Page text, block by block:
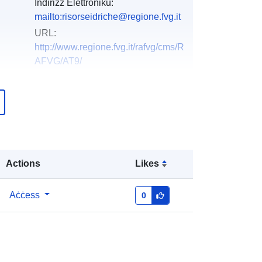
Actions Likes
Aċċess 0
Indirizz Elettroniku:
mailto:risorseidriche@regione.fvg.it
URL:
http://www.regione.fvg.it/rafvg/cms/R
AFVG/AT9/
Koordinati:
46.66 ], [ 13.92, 45.56 ], [ 12.32,
Tip: Polygon